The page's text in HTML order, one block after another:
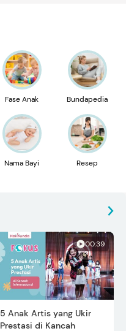
Fase Anak Bundapedia
Nama Bayi Resep
00:39
5 Anak Artis yang Ukir
Prestasi di Kancah